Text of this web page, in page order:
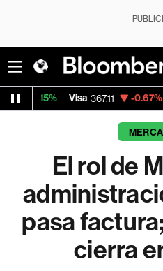
367.11 -0.67%
El rol de
pasa
cierra